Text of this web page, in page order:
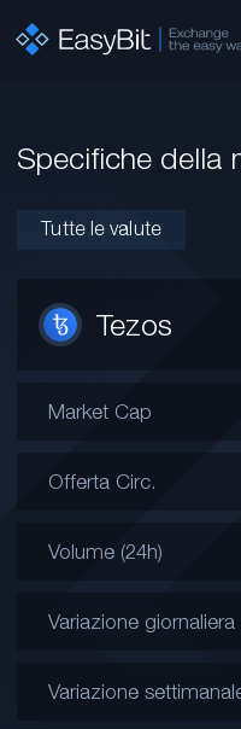
Specifiche della
Tutte le valute
Tezos
Market Cap
Offerta Circ.
Volume (24h)
Variazione giornaliera
Variazione